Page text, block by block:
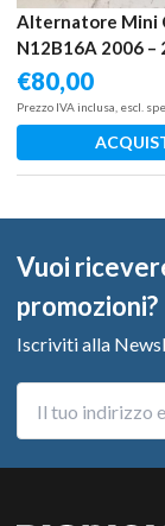
Alternatore Mini
N12B16A 2006 –
€80,00
Prezzo IVA inclusa, escl.
Vuoi
promozioni?
Iscriviti alla